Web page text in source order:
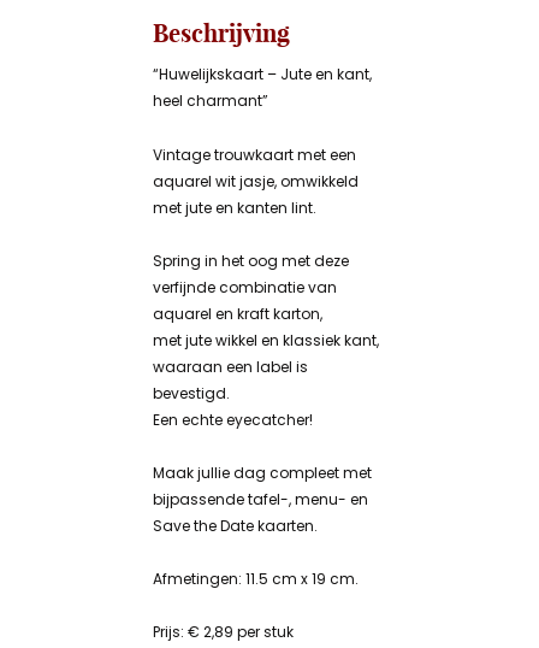
Beschrijving
“Huwelijkskaart – Jute en kant,
heel charmant”
Vintage trouwkaart met een
aquarel wit jasje, omwikkeld
met jute en kanten lint.
Spring in het oog met deze
verfijnde combinatie van
aquarel en kraft karton,
met jute wikkel en klassiek kant,
waaraan een label is
bevestigd.
Een echte eyecatcher!
Maak jullie dag compleet met
bijpassende tafel-, menu- en
Save the Date kaarten.
Afmetingen: 11.5 cm x 19 cm.
Prijs: € 2,89 per stuk